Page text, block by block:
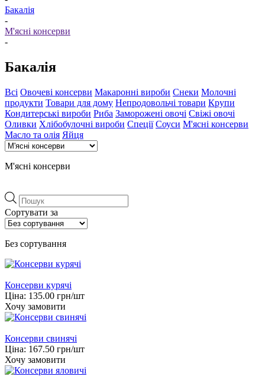
Бакалія
-
М'ясні консерви
-
Бакалія
Всі Овочеві консерви Макаронні вироби Снеки Молочні
продукти Товари для дому Непродовольчі товари Крупи
Кондитерські вироби Риба Заморожені овочі Свіжі овочі
Оливки Хлібобулочні вироби Спеції Соуси М'ясні консерви
Масло та олія Яйця
М'ясні консерви
Пошук
товарів
Сортувати за
Без сортування
Консерви курячі
Ціна: 135.00 грн/шт
Хочу замовити
Консерви свинячі
Ціна: 167.50 грн/шт
Хочу замовити